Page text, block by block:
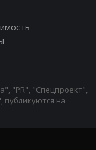
"PR", "Спецпроект",
на